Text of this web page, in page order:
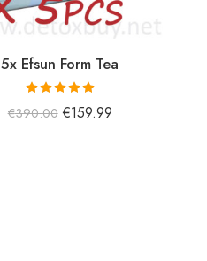
5x Efsun Form Tea
5 üzerinden
€390.00 €159.99